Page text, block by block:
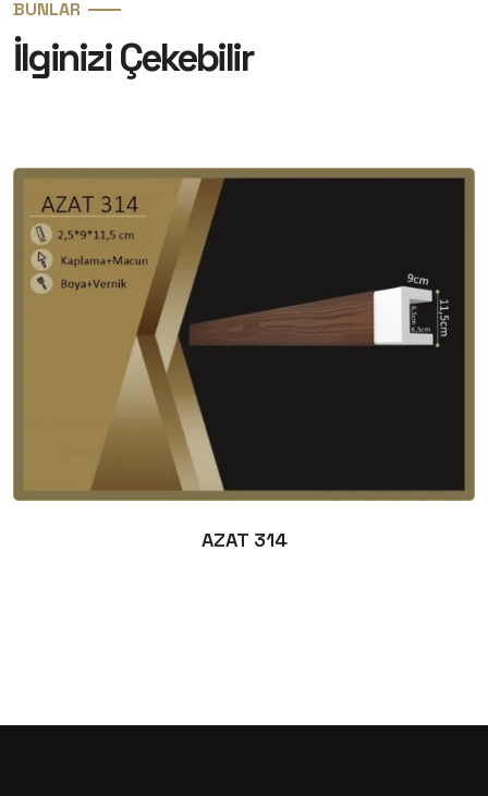
BUNLAR
İlginizi Çekebilir
AZAT 314